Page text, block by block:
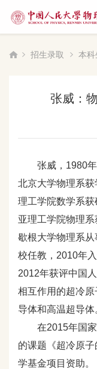
招生录取 本科
张威：
张威，1980年
北京大学物理系
理工学院数学系
亚理工学院物理
歇根大学物理系
校任教，2010年
2012年获评中国
相互作用的超冷
导体和高温超导体
在2015年国家
的课题《超冷原
学基金项目资助。